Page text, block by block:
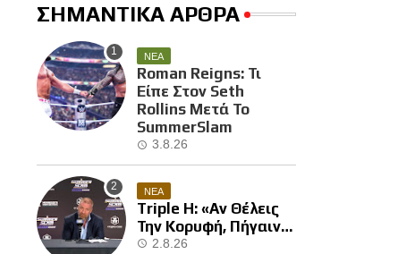
ΣΗΜΑΝΤΙΚΑ ΑΡΘΡΑ
ΝΕΑ
Roman Reigns: Τι
Είπε Στον Seth
Rollins Μετά Το
SummerSlam
3.8.26
ΝΕΑ
Triple H: «Αν Θέλεις
Την Κορυφή, Πήγαινε
Και Κέρδισε Την»
2.8.26